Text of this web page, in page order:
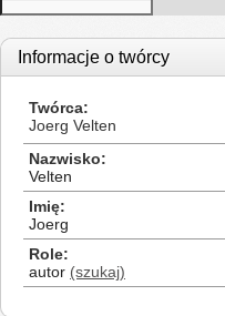
Informacje o twórcy
Twórca
Joerg Velten
Nazwisko
Velten
Imię
Joerg
Role
autor (szukaj)